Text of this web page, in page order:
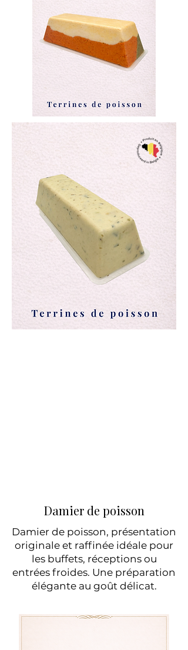
Damier de poisson
Damier de poisson, présentation
originale et raffinée idéale pour
les buffets, réceptions ou
entrées froides. Une préparation
élégante au goût délicat.